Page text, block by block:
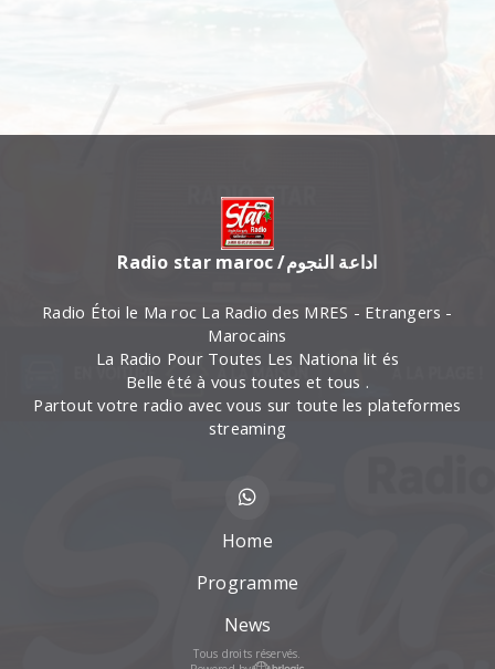
Radio star maroc /اداعة النجوم
Radio Étoi le Ma roc La Radio des MRES - Etrangers -
Marocains
La Radio Pour Toutes Les Nationa lit és
Belle été à vous toutes et tous .
Partout votre radio avec vous sur toute les plateformes
streaming
Home
Programme
News
Tous droits réservés.